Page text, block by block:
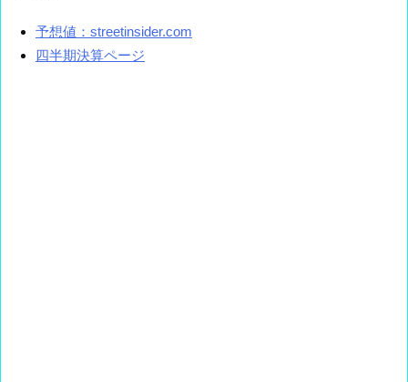
予想値：streetinsider.com
四半期決算ページ